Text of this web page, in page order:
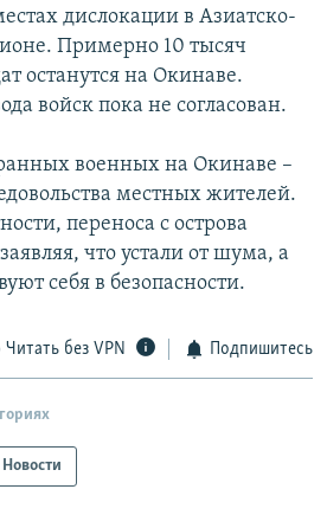
дислокации в Азиатско-
Примерно 10 тысяч
останутся на Окинаве.
войск пока не согласован.
военных на Окинаве –
местных жителей.
переноса с острова
что устали от шума, а
себя в безопасности.
Читать без VPN Подпишитесь
Новости